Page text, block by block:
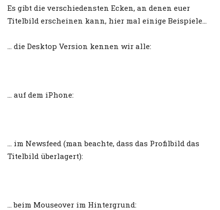
Es gibt die verschiedensten Ecken, an denen euer
Titelbild erscheinen kann, hier mal einige Beispiele…
… die Desktop Version kennen wir alle:
… auf dem iPhone:
… im Newsfeed (man beachte, dass das Profilbild das
Titelbild überlagert):
… beim Mouseover im Hintergrund: